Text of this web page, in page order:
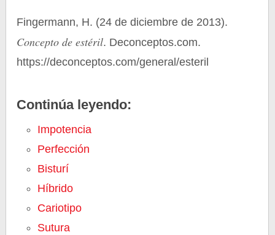
Fingermann, H. (24 de diciembre de 2013).
Concepto de estéril. Deconceptos.com.
https://deconceptos.com/general/esteril
Continúa leyendo:
Impotencia
Perfección
Bisturí
Híbrido
Cariotipo
Sutura